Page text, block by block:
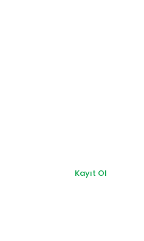
Kayıt Ol